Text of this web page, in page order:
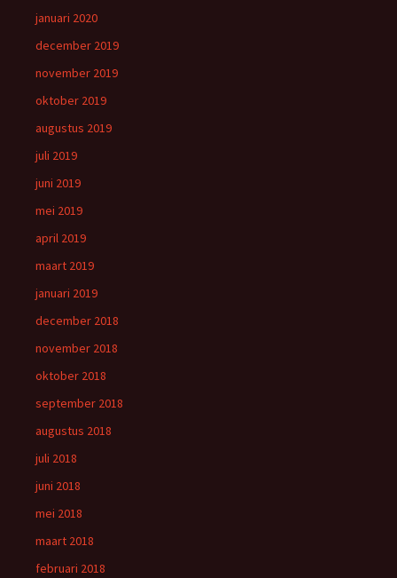
januari 2020
december 2019
november 2019
oktober 2019
augustus 2019
juli 2019
juni 2019
mei 2019
april 2019
maart 2019
januari 2019
december 2018
november 2018
oktober 2018
september 2018
augustus 2018
juli 2018
juni 2018
mei 2018
maart 2018
februari 2018